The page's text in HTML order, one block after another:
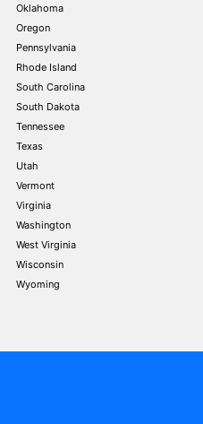
Oklahoma
Oregon
Pennsylvania
Rhode Island
South Carolina
South Dakota
Tennessee
Texas
Utah
Vermont
Virginia
Washington
West Virginia
Wisconsin
Wyoming